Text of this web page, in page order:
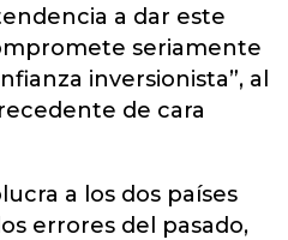
a dar este
seriamente
inversionista”, al
de cara
a los dos países
errores del pasado,